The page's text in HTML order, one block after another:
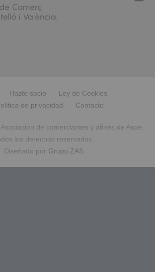
Hazte socio
Ley de Cookies
de privacidad
Contacto
de comerciantes y afines de Aspe.
los derechos reservados.
Diseñado por Grupo ZAS